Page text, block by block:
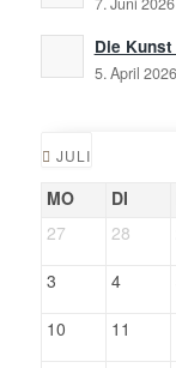
Die
5. April
JULI
MO DI
27
28
3
4
10
11